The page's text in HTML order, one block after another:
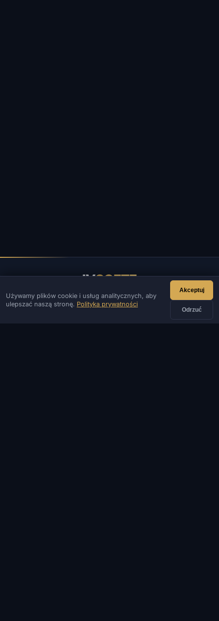
IVSOFTE
IVSOFTE — sklep z oprogramowaniem. Świadczymy usługi
instalacji i uruchamiania oprogramowania.
Używamy plików cookie i usług analitycznych, aby
ulepszać naszą stronę. Polityka prywatności
Akceptuj
Odrzuć